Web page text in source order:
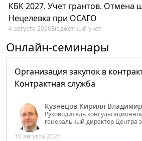
КБК 2027. Учет грантов. Отмена
Нецелевка при ОСАГО
4 августа 2026Бюджетный учет
Онлайн-семинары
Организация закупок в
Контрактная служба
Кузнецов Кирилл
Руководитель
генеральный директор Центра
РФ
10 августа 2026